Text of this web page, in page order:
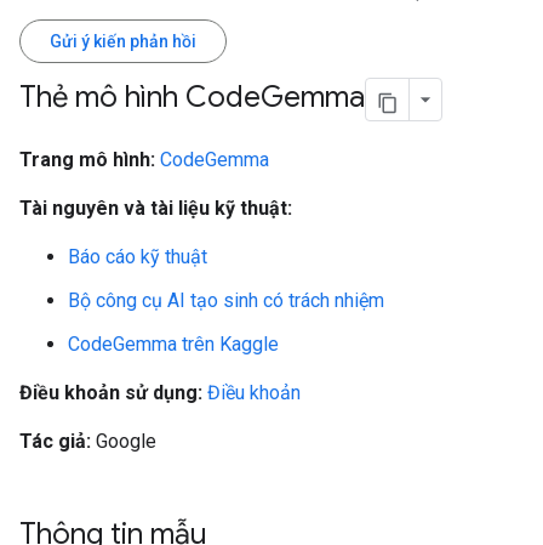
Gửi ý kiến phản hồi
Thẻ mô hình CodeGemma
Trang mô hình: CodeGemma
Tài nguyên và tài liệu kỹ thuật:
Báo cáo kỹ thuật
Bộ công cụ AI tạo sinh có trách nhiệm
CodeGemma trên Kaggle
Điều khoản sử dụng: Điều khoản
Tác giả: Google
Thông tin mẫu